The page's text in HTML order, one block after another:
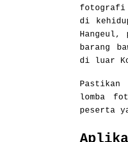
fotografi
di
Hangeul,
barang
di luar
lomba
peserta